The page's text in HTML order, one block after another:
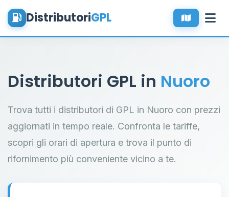
DistributoriGPL
Distributori GPL in Nuoro
Trova tutti i distributori di GPL in Nuoro con prezzi
aggiornati in tempo reale. Confronta le tariffe,
scopri gli orari di apertura e trova il punto di
rifornimento più conveniente vicino a te.